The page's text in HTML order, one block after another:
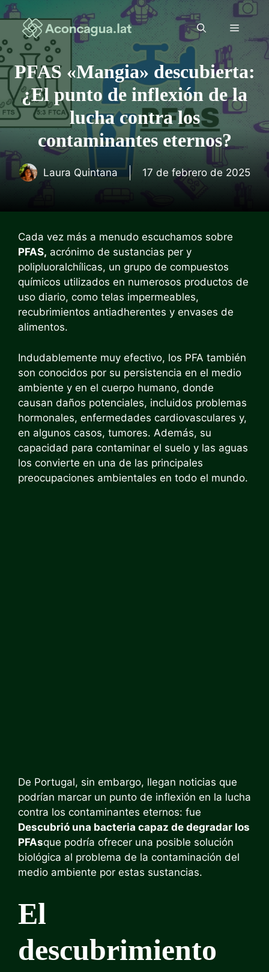
Saltar
al
contenido
Menú
PFAS «Mangia» descubierta:
¿El punto de inflexión de la
lucha contra los
contaminantes eternos?
Laura Quintana 17 de febrero de 2025
Cada vez más a menudo escuchamos sobre
PFAS, acrónimo de sustancias per y
polipluoralchílicas, un grupo de compuestos
químicos utilizados en numerosos productos de
uso diario, como telas impermeables,
recubrimientos antiadherentes y envases de
alimentos.
Indudablemente muy efectivo, los PFA también
son conocidos por su persistencia en el medio
ambiente y en el cuerpo humano, donde
causan daños potenciales, incluidos problemas
hormonales, enfermedades cardiovasculares y,
en algunos casos, tumores. Además, su
capacidad para contaminar el suelo y las aguas
los convierte en una de las principales
preocupaciones ambientales en todo el mundo.
De Portugal, sin embargo, llegan noticias que
podrían marcar un punto de inflexión en la lucha
contra los contaminantes eternos: fue
Descubrió una bacteria capaz de degradar los
PFAsque podría ofrecer una posible solución
biológica al problema de la contaminación del
medio ambiente por estas sustancias.
El
descubrimiento